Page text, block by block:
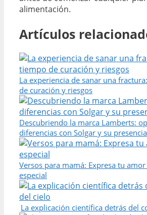
alimentación.
Artículos
La experiencia de sanar una
de curación y riesgos
Descubriendo la marca Lamberts:
diferencias con Solgar y su
Versos para mamá: Expresa tu
especial
La explicación científica detrás del